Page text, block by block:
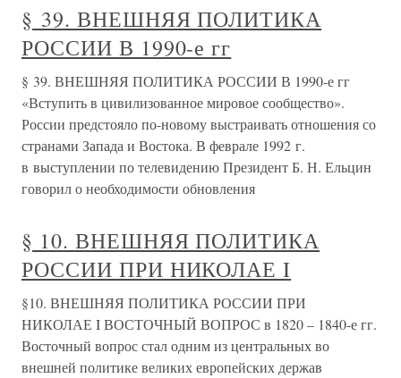
§ 39. ВНЕШНЯЯ ПОЛИТИКА
РОССИИ В 1990-е гг
§ 39. ВНЕШНЯЯ ПОЛИТИКА РОССИИ В 1990-е гг
«Вступить в цивилизованное мировое сообщество».
России предстояло по-новому выстраивать отношения со
странами Запада и Востока. В феврале 1992 г.
в выступлении по телевидению Президент Б. Н. Ельцин
говорил о необходимости обновления
§ 10. ВНЕШНЯЯ ПОЛИТИКА
РОССИИ ПРИ НИКОЛАЕ I
§10. ВНЕШНЯЯ ПОЛИТИКА РОССИИ ПРИ
НИКОЛАЕ I ВОСТОЧНЫЙ ВОПРОС в 1820 – 1840-е гг.
Восточный вопрос стал одним из центральных во
внешней политике великих европейских держав